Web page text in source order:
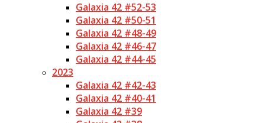
Galaxia 42 #52-53
Galaxia 42 #50-51
Galaxia 42 #48-49
Galaxia 42 #46-47
Galaxia 42 #44-45
2023
Galaxia 42 #42-43
Galaxia 42 #40-41
Galaxia 42 #39